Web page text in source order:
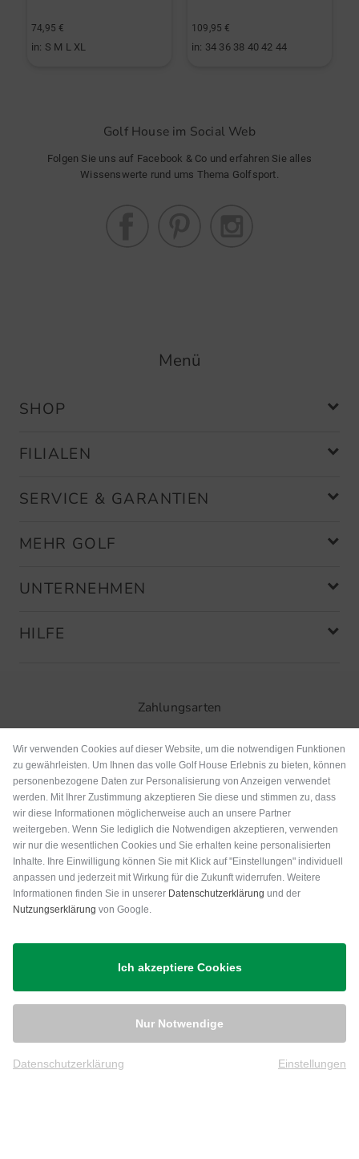
74,95 €
in: S M L XL
109,95 €
in: 34 36 38 40 42 44
Golf House im Social Web
Folgen Sie uns auf Facebook & Co und erfahren Sie alles
Wissenswerte rund ums Thema Golfsport.
Menü
SHOP
FILIALEN
SERVICE & GARANTIEN
MEHR GOLF
UNTERNEHMEN
HILFE
Zahlungsarten
Versand
Wir verwenden Cookies auf dieser Website, um die notwendigen Funktionen
zu gewährleisten. Um Ihnen das volle Golf House Erlebnis zu bieten, können
personenbezogene Daten zur Personalisierung von Anzeigen verwendet
werden. Mit Ihrer Zustimmung akzeptieren Sie diese und stimmen zu, dass
wir diese Informationen möglicherweise auch an unsere Partner
weitergeben. Wenn Sie lediglich die Notwendigen akzeptieren, verwenden
wir nur die wesentlichen Cookies und Sie erhalten keine personalisierten
Inhalte. Ihre Einwilligung können Sie mit Klick auf "Einstellungen" individuell
anpassen und jederzeit mit Wirkung für die Zukunft widerrufen. Weitere
Informationen finden Sie in unserer Datenschutzerklärung und der
Nutzungserklärung von Google.
Ich akzeptiere Cookies
Nur Notwendige
Datenschutzerklärung Einstellungen